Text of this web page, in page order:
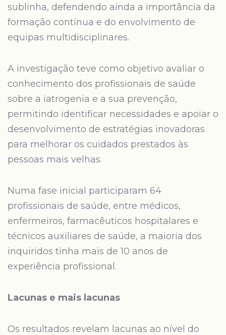
sublinha, defendendo ainda a importância da
formação contínua e do envolvimento de
equipas multidisciplinares.
A investigação teve como objetivo avaliar o
conhecimento dos profissionais de saúde
sobre a iatrogenia e a sua prevenção,
permitindo identificar necessidades e apoiar o
desenvolvimento de estratégias inovadoras
para melhorar os cuidados prestados às
pessoas mais velhas.
Numa fase inicial participaram 64
profissionais de saúde, entre médicos,
enfermeiros, farmacêuticos hospitalares e
técnicos auxiliares de saúde, a maioria dos
inquiridos tinha mais de 10 anos de
experiência profissional.
Lacunas e mais lacunas
Os resultados revelam lacunas ao nível do